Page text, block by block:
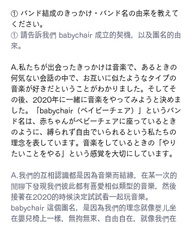
① バンド結成のきっかけ・バンド名の由来を教えて
ください。
① 請告訴我們 babychair 成立的契機，以及團名的由
來。
A.私たちが出会ったきっかけは音楽で、あるときの
何気ない会話の中で、お互いに似たようなタイプの
音楽が好きだということがわかりました。そしてそ
の後、2020年に一緒に音楽をやってみようと決めま
した。「babychair（ベイビーチェア）」というバン
ド名は、赤ちゃんがベビーチェアに座っているとき
のように、縛られず自由でいられるという私たちの
理念を表しています。音楽をしているときの「やり
たいことをやる」という感覚を大切にしています。
A.我們的互相認識都是因為音樂而結緣，在某一次的
閒聊下發現我們彼此都有喜愛相似類型的音樂，然後
接著在2020的時候決定試試看一起玩音樂。
babychair 這個團名，是因為我們的理念就像婴儿坐
在嬰兒椅上一樣，無拘無束、自由自在，就像我們在